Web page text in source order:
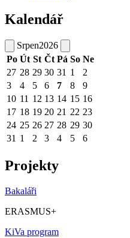
Kalendář
Srpen2026
Po Út St Čt Pá So Ne
27 28 29 30 31 1
2
3
4 5 6 7 8
9
10 11 12 13 14 15 16
17 18 19 20 21 22 23
24 25 26 27 28 29 30
31 1 2 3 4 5 6
Projekty
Bakaláři
ERASMUS+
KiVa program